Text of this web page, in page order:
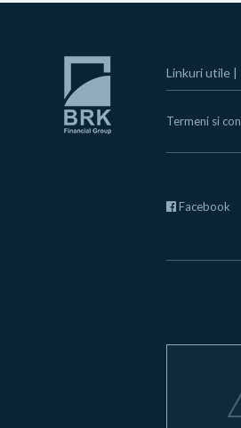
Linkuri utile |
Termeni si
Facebook